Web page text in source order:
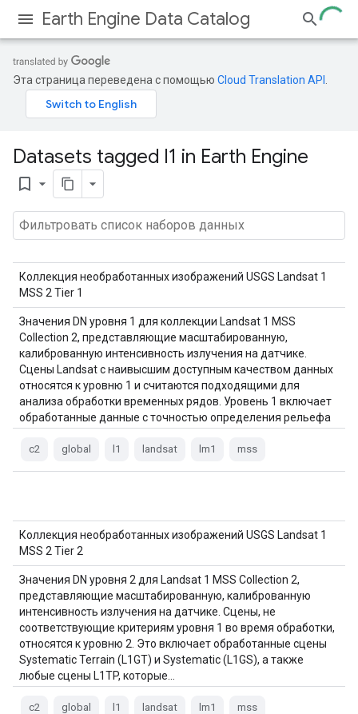
Earth Engine Data Catalog
Эта страница переведена с помощью Cloud Translation API
Datasets tagged l1 in Earth Engine
bookmark_border
Коллекция необработанных изображений USGS Landsat 1
MSS 2 Tier 1
Значения DN уровня 1 для коллекции Landsat 1 MSS
Collection 2, представляющие масштабированную,
калиброванную интенсивность излучения на датчике.
Сцены Landsat с наивысшим доступным качеством данных
относятся к уровню 1 и считаются подходящими для
анализа обработки временных рядов. Уровень 1 включает
обработанные данные с точностью определения рельефа
c2 global l1 landsat lm1 mss
Коллекция необработанных изображений USGS Landsat 1
MSS 2 Tier 2
Значения DN уровня 2 для Landsat 1 MSS Collection 2,
представляющие масштабированную, калиброванную
интенсивность излучения на датчике. Сцены, не
соответствующие критериям уровня 1 во время обработки,
относятся к уровню 2. Это включает обработанные сцены
Systematic Terrain (L1GT) и Systematic (L1GS), а также
любые сцены L1TP, которые…
c2 global l1 landsat lm1 mss